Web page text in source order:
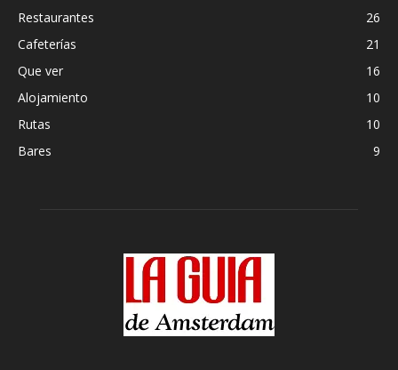
Restaurantes
26
Cafeterías
21
Que ver
16
Alojamiento
10
Rutas
10
Bares
9